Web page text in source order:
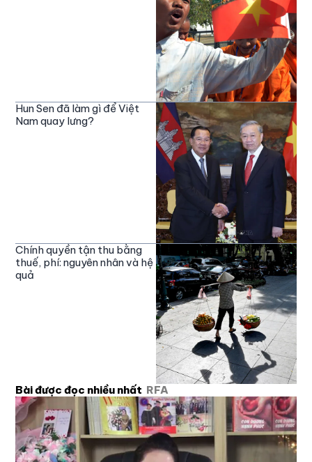
Hun Sen đã làm gì để Việt
Nam quay lưng?
Chính quyền tận thu bằng
thuế, phí: nguyên nhân và hệ
quả
Bài được đọc nhiều nhất RFA